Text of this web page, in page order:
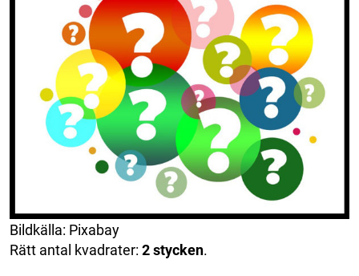
Bildkälla: Pixabay
Rätt antal kvadrater: 2 stycken.